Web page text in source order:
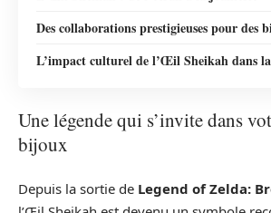
Des collaborations prestigieuses pour des
L’impact culturel de l’Œil Sheikah dans
Une légende qui s’invite dans
bijoux
Depuis la sortie de Legend of Zelda: